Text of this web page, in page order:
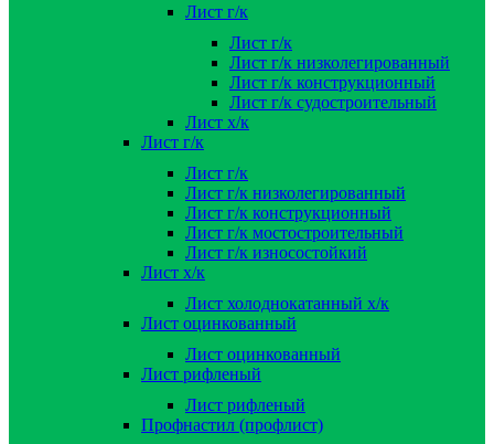
Лист г/к
Лист г/к
Лист г/к низколегированный
Лист г/к конструкционный
Лист г/к судостроительный
Лист х/к
Лист г/к
Лист г/к
Лист г/к низколегированный
Лист г/к конструкционный
Лист г/к мостостроительный
Лист г/к износостойкий
Лист х/к
Лист холоднокатанный х/к
Лист оцинкованный
Лист оцинкованный
Лист рифленый
Лист рифленый
Профнастил (профлист)